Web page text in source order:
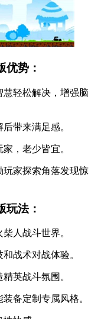
优势：
慧轻松解决，增强脑
带来满足感。
，老少皆宜。
玩家探索角落发现惊
玩法：
人战斗世界。
战术对战体验。
英战斗氛围。
备定制专属风格。